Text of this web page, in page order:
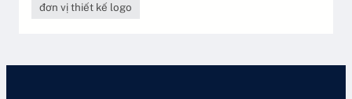
đơn vị thiết kế logo